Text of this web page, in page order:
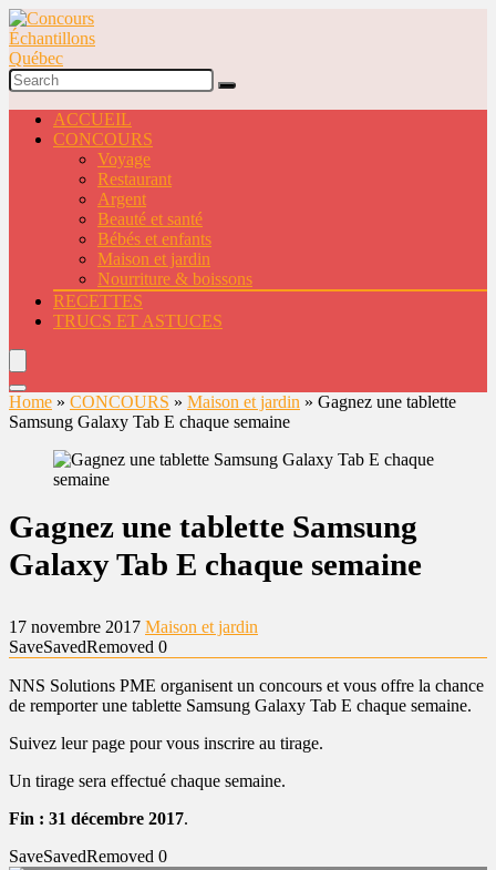
ACCUEIL
CONCOURS
Voyage
Restaurant
Argent
Beauté et santé
Bébés et enfants
Maison et jardin
Nourriture & boissons
RECETTES
TRUCS ET ASTUCES
Home » CONCOURS » Maison et jardin » Gagnez une tablette
Samsung Galaxy Tab E chaque semaine
Gagnez une tablette Samsung
Galaxy Tab E chaque semaine
17 novembre 2017 Maison et jardin
SaveSavedRemoved 0
NNS Solutions PME organisent un concours et vous offre la chance
de remporter une tablette Samsung Galaxy Tab E chaque semaine.
Suivez leur page pour vous inscrire au tirage.
Un tirage sera effectué chaque semaine.
Fin : 31 décembre 2017.
SaveSavedRemoved 0